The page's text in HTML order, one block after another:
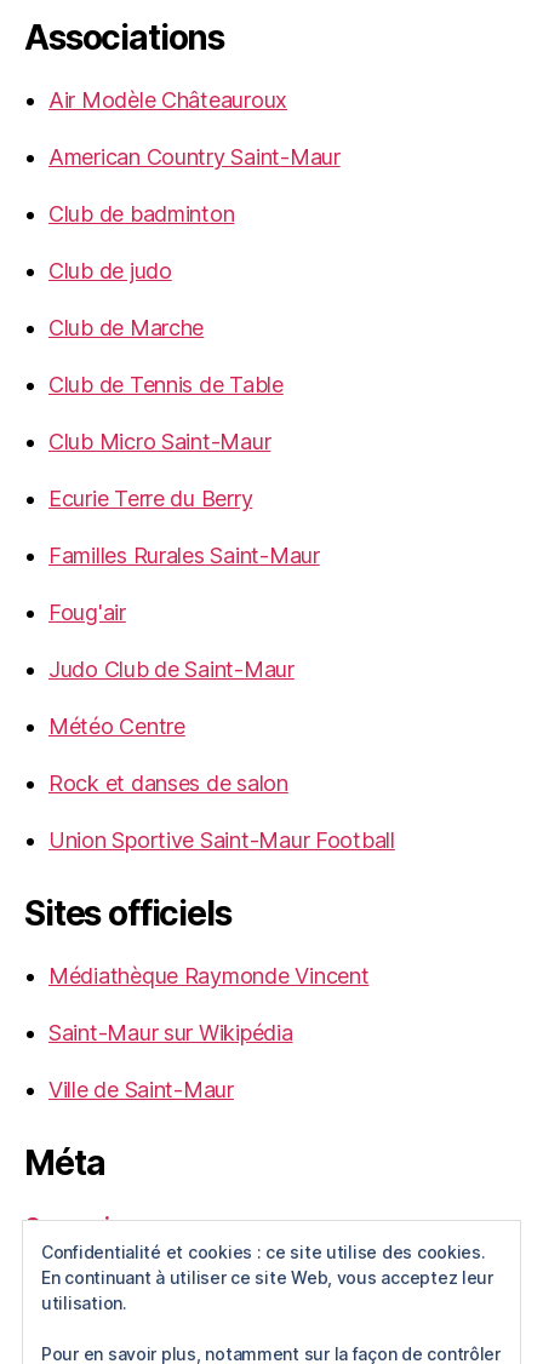
Associations
Air Modèle Châteauroux
American Country Saint-Maur
Club de badminton
Club de judo
Club de Marche
Club de Tennis de Table
Club Micro Saint-Maur
Ecurie Terre du Berry
Familles Rurales Saint-Maur
Foug'air
Judo Club de Saint-Maur
Météo Centre
Rock et danses de salon
Union Sportive Saint-Maur Football
Sites officiels
Médiathèque Raymonde Vincent
Saint-Maur sur Wikipédia
Ville de Saint-Maur
Méta
Connexion
Flux des publications
Flux des commentaires
Confidentialité et cookies : ce site utilise des cookies.
En continuant à utiliser ce site Web, vous acceptez leur
utilisation.
Pour en savoir plus, notamment sur la façon de contrôler